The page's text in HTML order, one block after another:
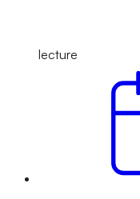
lecture